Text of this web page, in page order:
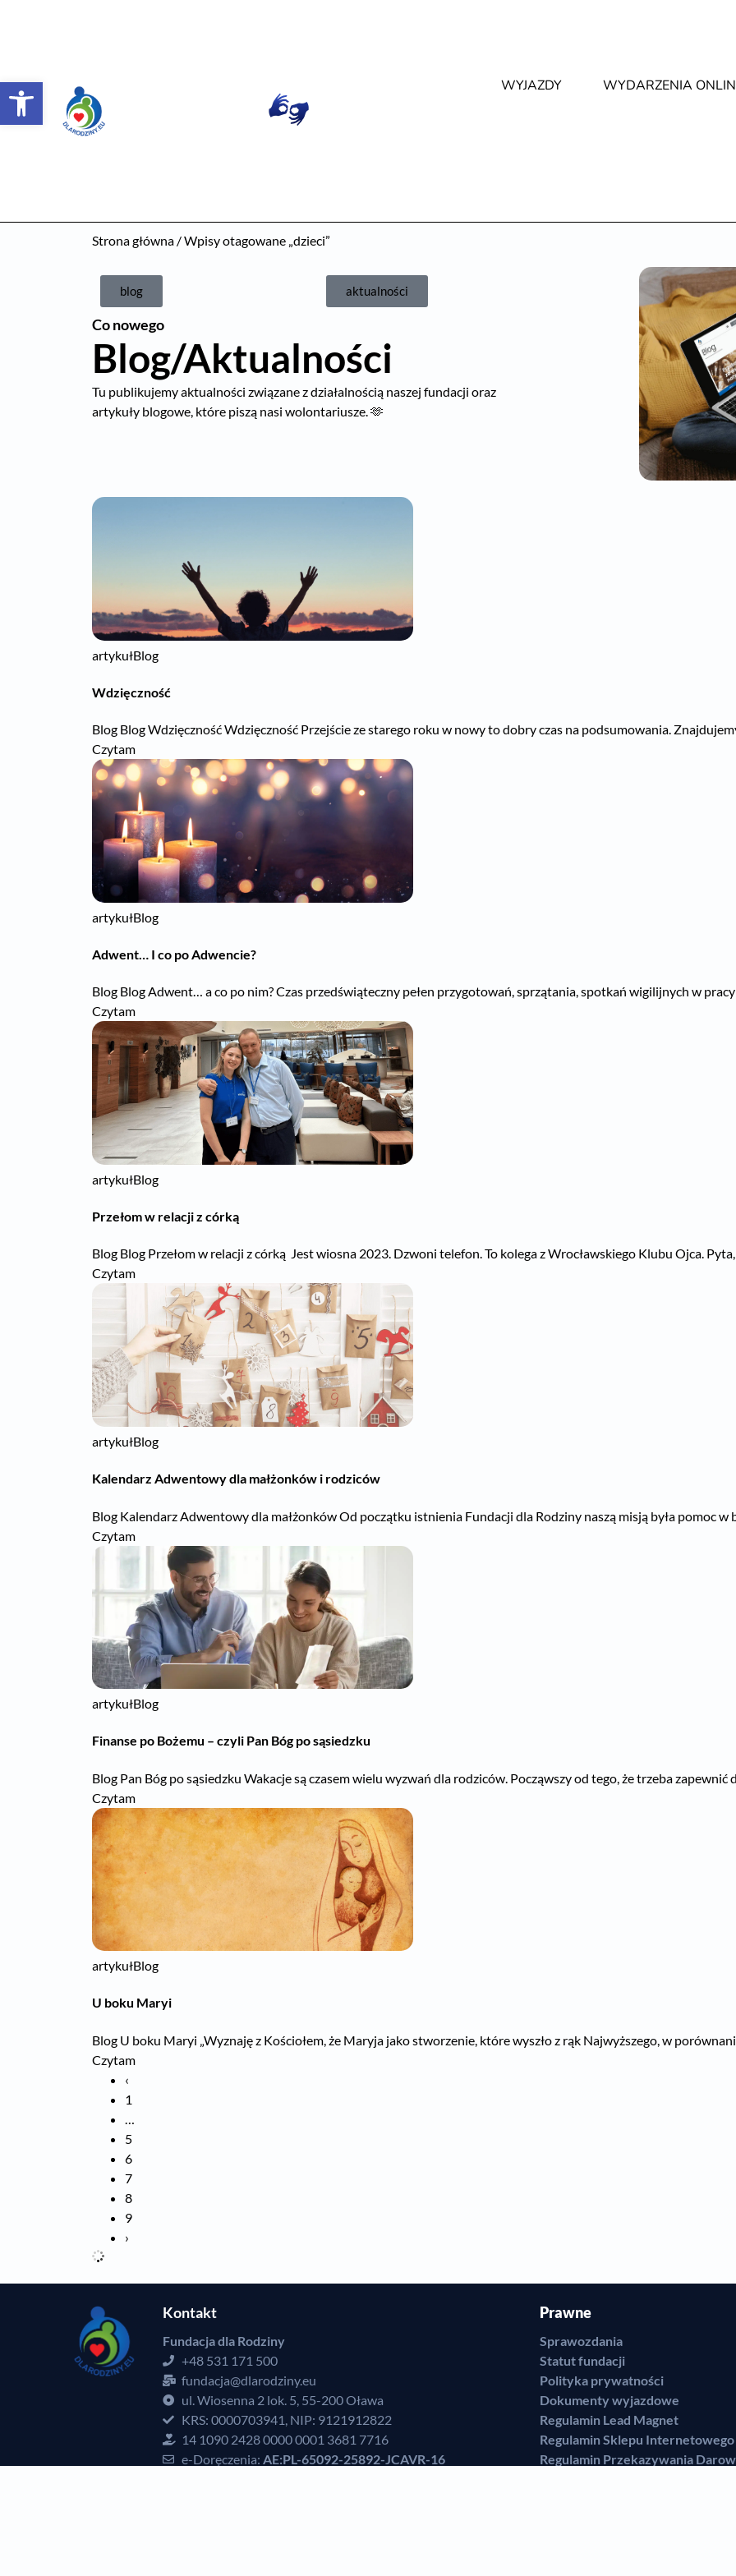
WYJAZDY WYDARZENIA
Strona główna / Wpisy otagowane „dzieci”
blog aktualności
Co nowego
Blog/Aktualności
Tu publikujemy aktualności związane z działalnością naszej fundacji oraz
artykuły blogowe, które piszą nasi wolontariusze. 🫶
artykułBlog
Wdzięczność
Blog Blog Wdzięczność Wdzięczność Przejście ze starego roku w nowy to dobry czas na podsumowania.
Czytam
artykułBlog
Adwent… I co po Adwencie?
Blog Blog Adwent… a co po nim? Czas przedświąteczny pełen przygotowań, sprzątania, spotkań wigilijnych w pracy
Czytam
artykułBlog
Przełom w relacji z córką
Blog Blog Przełom w relacji z córką Jest wiosna 2023. Dzwoni telefon. To kolega z Wrocławskiego Klubu Ojca. Pyta,
Czytam
artykułBlog
Kalendarz Adwentowy dla małżonków i rodziców
Blog Kalendarz Adwentowy dla małżonków Od początku istnienia Fundacji dla Rodziny naszą misją była pomoc w
Czytam
artykułBlog
Finanse po Bożemu – czyli Pan Bóg po sąsiedzku
Blog Pan Bóg po sąsiedzku Wakacje są czasem wielu wyzwań dla rodziców. Począwszy od tego, że trzeba zapewnić
Czytam
artykułBlog
U boku Maryi
Blog U boku Maryi „Wyznaję z Kościołem, że Maryja jako stworzenie, które wyszło z rąk Najwyższego, w porównaniu
Czytam
‹
1
5
6
7
8
9
›
Kontakt
Fundacja dla Rodziny
+48 531 171 500
fundacja@dlarodziny.eu
ul. Wiosenna 2 lok. 5, 55-200 Oława
KRS: 0000703941, NIP: 9121912822
14 1090 2428 0000 0001 3681 7716
e-Doręczenia: AE:PL-65092-25892-JCAVR-16
Prawne
Sprawozdania
Statut fundacji
Polityka prywatności
Dokumenty wyjazdowe
Regulamin Lead Magnet
Regulamin Sklepu Internetowego
Regulamin Przekazywania
Otwórz pasek narzędzi